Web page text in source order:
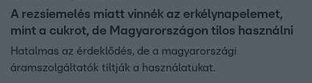
A rezsiemelés miatt vinnék az erkélynapelemet,
mint a cukrot, de Magyarországon tilos használni
Hatalmas az érdeklődés, de a magyarországi
áramszolgáltatók tiltják a használatukat.